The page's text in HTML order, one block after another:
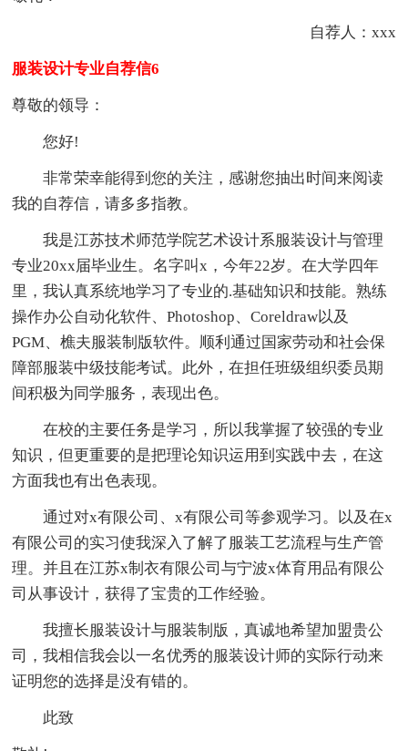
自荐人：xxx
服装设计专业自荐信6
尊敬的领导：
您好!
非常荣幸能得到您的关注，感谢您抽出时间来阅读
我的自荐信，请多多指教。
我是江苏技术师范学院艺术设计系服装设计与管理
专业20xx届毕业生。名字叫x，今年22岁。在大学四年
里，我认真系统地学习了专业的.基础知识和技能。熟练
操作办公自动化软件、Photoshop、Coreldraw以及
PGM、樵夫服装制版软件。顺利通过国家劳动和社会保
障部服装中级技能考试。此外，在担任班级组织委员期
间积极为同学服务，表现出色。
在校的主要任务是学习，所以我掌握了较强的专业
知识，但更重要的是把理论知识运用到实践中去，在这
方面我也有出色表现。
通过对x有限公司、x有限公司等参观学习。以及在x
有限公司的实习使我深入了解了服装工艺流程与生产管
理。并且在江苏x制衣有限公司与宁波x体育用品有限公
司从事设计，获得了宝贵的工作经验。
我擅长服装设计与服装制版，真诚地希望加盟贵公
司，我相信我会以一名优秀的服装设计师的实际行动来
证明您的选择是没有错的。
此致